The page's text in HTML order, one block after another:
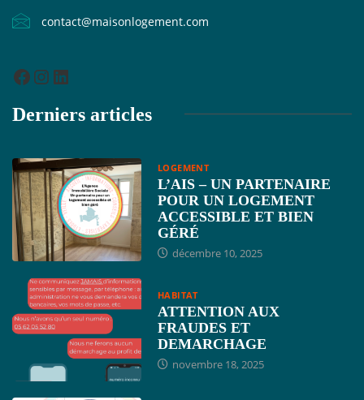
contact@maisonlogement.com
Derniers articles
LOGEMENT
L’AIS – UN PARTENAIRE
POUR UN LOGEMENT
ACCESSIBLE ET BIEN
GÉRÉ
décembre 10, 2025
HABITAT
ATTENTION AUX
FRAUDES ET
DEMARCHAGE
novembre 18, 2025